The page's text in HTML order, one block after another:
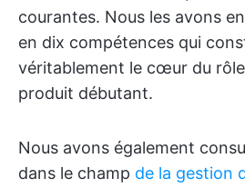
courantes. Nous les avons
en dix compétences qui
véritablement le cœur du
produit débutant.
Nous avons également
dans le champ de la gestion